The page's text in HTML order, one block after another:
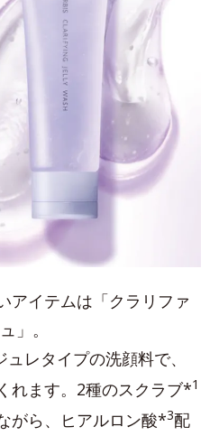
アイテムは「クラリファ
」。
レタイプの洗顔料で、
れます。2種のスクラブ*1
がら、ヒアルロン酸*3配